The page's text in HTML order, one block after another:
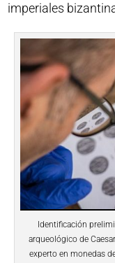
imperiales
Identificación
arqueológico de
experto en monedas